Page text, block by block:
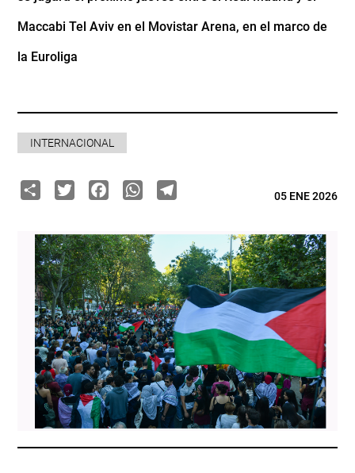
Maccabi Tel Aviv en el Movistar Arena, en el marco de
la Euroliga
INTERNACIONAL
ShareTwitterFacebook
WhatsApp
Telegram05 ENE 2026